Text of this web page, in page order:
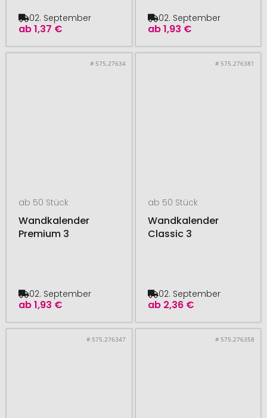
ab1,37 €
02. September
ab1,93 €
02. September
# 575.27634
ab 50 Stück
Wandkalender
Premium 3
ab1,93 €
02. September
# 575.276381
ab 50 Stück
Wandkalender
Classic 3
ab 2,36 €
02. September
# 575.276347 # 575.276358